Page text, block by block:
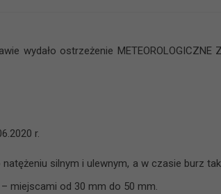
wydało ostrzeżenie METEOROLOGICZNE
r.
silnym i ulewnym, a w czasie burz
miejscami od 30 mm do 50 mm.